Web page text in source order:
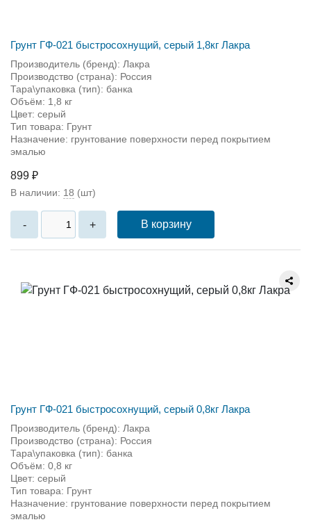
Грунт ГФ-021 быстросохнущий, серый 1,8кг Лакра
Производитель (бренд): Лакра
Производство (страна): Россия
Тара\упаковка (тип): банка
Объём: 1,8 кг
Цвет: серый
Тип товара: Грунт
Назначение: грунтование поверхности перед покрытием
эмалью
899 ₽
В наличии: 18 (шт)
- + В корзину
Грунт ГФ-021 быстросохнущий, серый 0,8кг Лакра
Производитель (бренд): Лакра
Производство (страна): Россия
Тара\упаковка (тип): банка
Объём: 0,8 кг
Цвет: серый
Тип товара: Грунт
Назначение: грунтование поверхности перед покрытием
эмалью